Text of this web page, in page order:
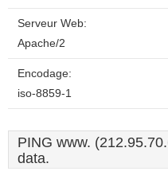
Serveur Web:
Apache/2
Encodage:
iso-8859-1
PING www.
data.